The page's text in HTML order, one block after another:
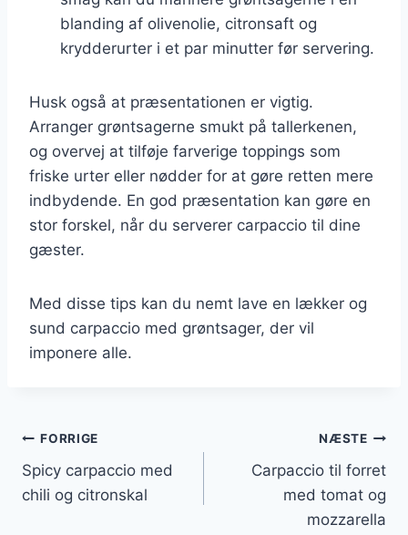
blanding af olivenolie, citronsaft og
krydderurter i et par minutter før servering.
Husk også at præsentationen er vigtig.
Arranger grøntsagerne smukt på tallerkenen,
og overvej at tilføje farverige toppings som
friske urter eller nødder for at gøre retten mere
indbydende. En god præsentation kan gøre en
stor forskel, når du serverer carpaccio til dine
gæster.
Med disse tips kan du nemt lave en lækker og
sund carpaccio med grøntsager, der vil
imponere alle.
Indlægsnavigation
FORRIGE
Spicy carpaccio med
chili og citronskal
NÆSTE
Carpaccio til forret
med tomat og
mozzarella